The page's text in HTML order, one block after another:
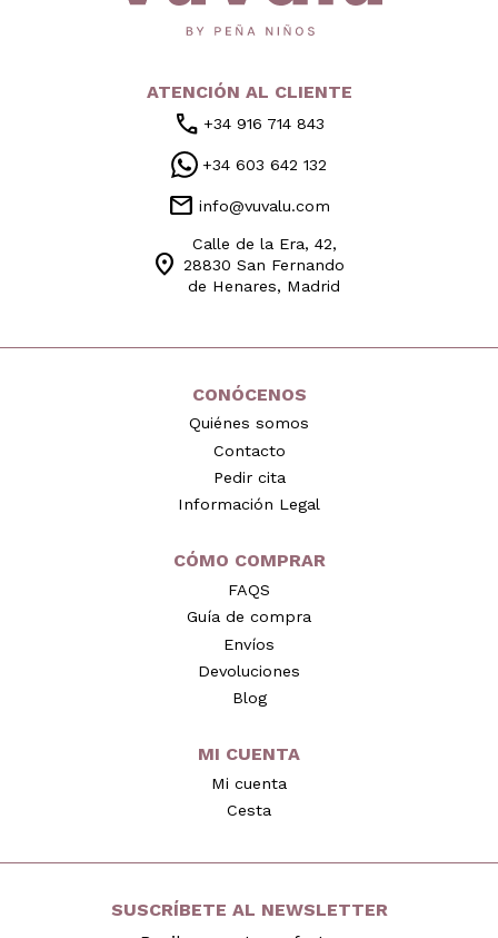
ATENCIÓN AL CLIENTE
call +34 916 714 843
+34 603 642 132
mail info@vuvalu.com
location_on
Calle de la Era, 42,
28830 San Fernando
de Henares, Madrid
CONÓCENOS
Quiénes somos
Contacto
Pedir cita
Información Legal
CÓMO COMPRAR
FAQS
Guía de compra
Envíos
Devoluciones
Blog
MI CUENTA
Mi cuenta
Cesta
SUSCRÍBETE AL NEWSLETTER